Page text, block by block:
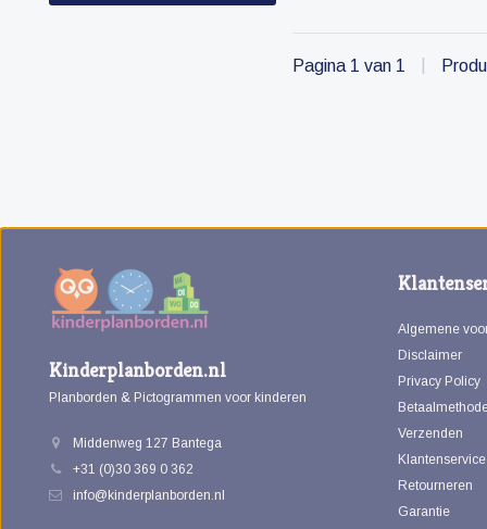
Pagina 1 van 1
Kinderplanborden.nl
Planborden & Pictogrammen voor kinderen
Middenweg 127 Bantega
+31 (0)30 369 0 362
info@kinderplanborden.nl
Algemene
Disclaimer
Privacy Policy
Verzenden
Klantenservice
Retourneren
Garantie